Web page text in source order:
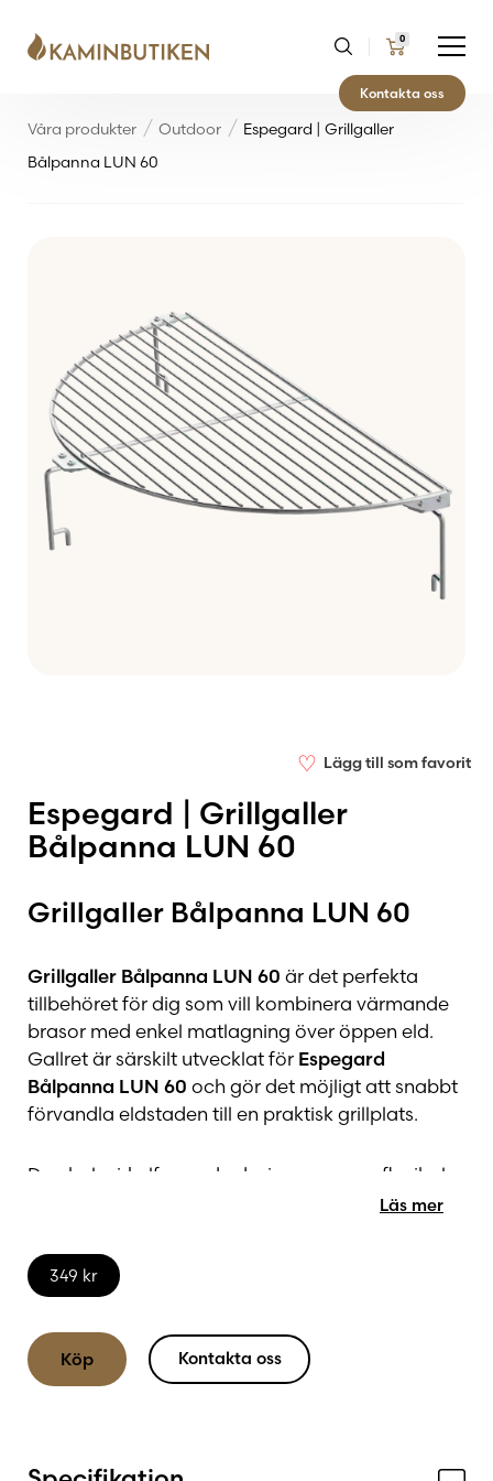
0
Kontakta oss
Våra produkter Outdoor
Espegard | Grillgaller
Bålpanna LUN 60
♡ Lägg till som favorit
Espegard | Grillgaller
Bålpanna LUN 60
349 kr
Grillgaller Bålpanna LUN 60
Grillgaller Bålpanna LUN 60 är det perfekta
tillbehöret för dig som vill kombinera värmande
brasor med enkel matlagning över öppen eld.
Gallret är särskilt utvecklat för Espegard
Bålpanna LUN 60 och gör det möjligt att snabbt
förvandla eldstaden till en praktisk grillplats.
Den halvcirkelformade designen ger en flexibel
matlagningsyta samtidigt som det finns plats att
bort gallret. Det gör grillningen smidigare och
mer bekväm, oavsett om du lagar korv,
glöden.
Läs mer
Köp Kontakta oss